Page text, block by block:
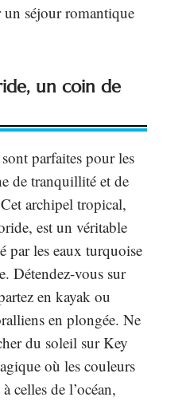
séjour romantique
un coin de
parfaites pour les
de tranquillité et de
archipel tropical,
est un véritable
par les eaux turquoise
Détendez-vous sur
en kayak ou
en plongée. Ne
du soleil sur Key
où les couleurs
celles de l’océan,